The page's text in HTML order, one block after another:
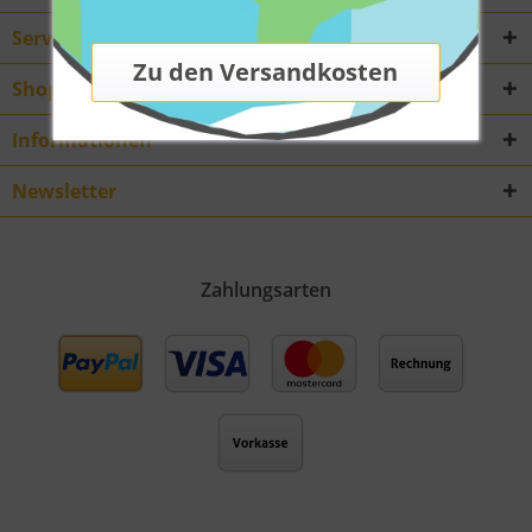
Service Hotline
Shop Service
Informationen
Newsletter
Zahlungsarten